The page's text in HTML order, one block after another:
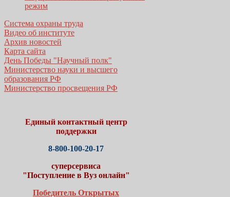
режим
Система охраны труда
Видео об институте
Архив новостей
Карта сайта
День Победы "Научный полк"
Министерство науки и высшего
образования РФ
Министерство просвещения РФ
Единый контактный центр
поддержки
8-800-100-20-17
суперсервиса
"Поступление в Вуз онлайн"
Победитель Открытых